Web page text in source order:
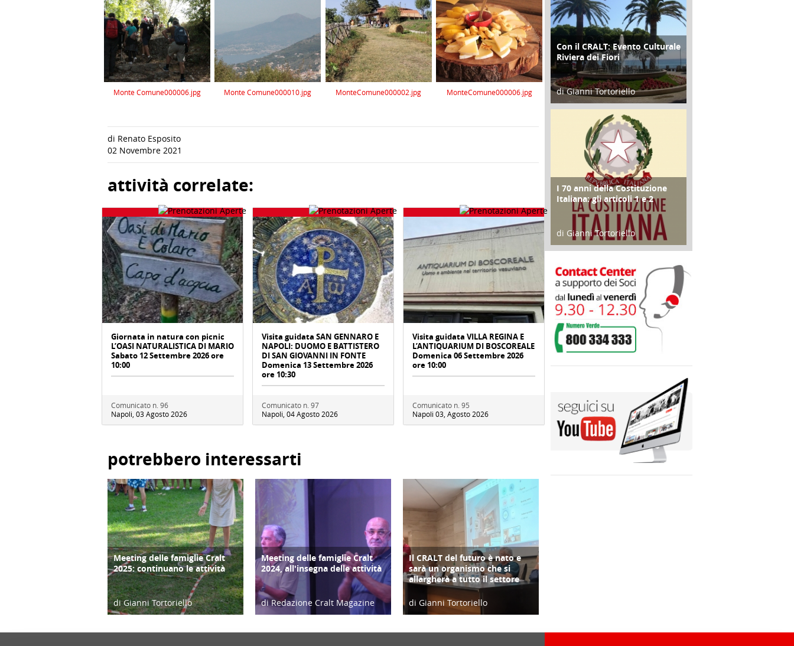
Monte Comune000006.jpg Monte Comune000010.jpg MonteComune000002.jpg MonteComune000006.jpg
di Renato Esposito
02 Novembre 2021
attività correlate:
Giornata in natura con picnic
L’OASI NATURALISTICA DI MARIO
Sabato 12 Settembre 2026 ore
10:00
Comunicato n. 96
Napoli, 03 Agosto 2026
Visita guidata SAN GENNARO E
NAPOLI: DUOMO E BATTISTERO
DI SAN GIOVANNI IN FONTE
Domenica 13 Settembre 2026
ore 10:30
Comunicato n. 97
Napoli, 04 Agosto 2026
Visita guidata VILLA REGINA E
L’ANTIQUARIUM DI BOSCOREALE
Domenica 06 Settembre 2026
ore 10:00
Comunicato n. 95
Napoli 03, Agosto 2026
potrebbero interessarti
COPERTINA
Meeting delle famiglie Cralt
2025: continuano le attività
di Gianni Tortoriello
COPERTINA
Meeting delle famiglie Cralt
2024, all'insegna delle attività
di Redazione Cralt Magazine
COPERTINA
Il CRALT del futuro è nato e
sarà un organismo che si
allargherà a tutto il settore
di Gianni Tortoriello
ATTIVITÀ
Con il CRALT: Evento Culturale
Riviera dei Fiori
di Gianni Tortoriello
16 Febbraio 2018
FOCUS
I 70 anni della Costituzione
Italiana: gli articoli 1 e 2
di Gianni Tortoriello
17 Marzo 2018